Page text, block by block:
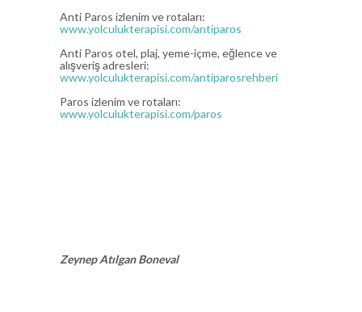
Anti Paros izlenim ve rotaları:
www.yolculukterapisi.com/antiparos
Anti Paros otel, plaj, yeme-içme, eğlence ve
alışveriş adresleri:
www.yolculukterapisi.com/antiparosrehberi
Paros izlenim ve rotaları:
www.yolculukterapisi.com/paros
Zeynep Atılgan Boneval